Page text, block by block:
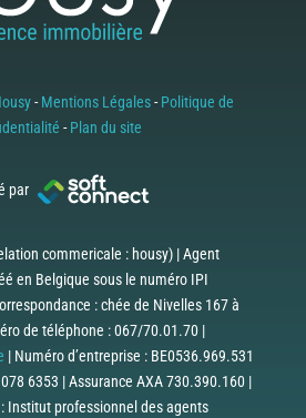
-Mentions Légales-Politique de
-Plan du site
par
commericale : housy) | Agent
en Belgique sous le numéro IPI
: chée de Nivelles 167 à
de téléphone : 067/70.01.70 |
| Numéro d’entreprise : BE0536.969.531
6353 | Assurance AXA 730.390.160 |
Institut professionnel des agents